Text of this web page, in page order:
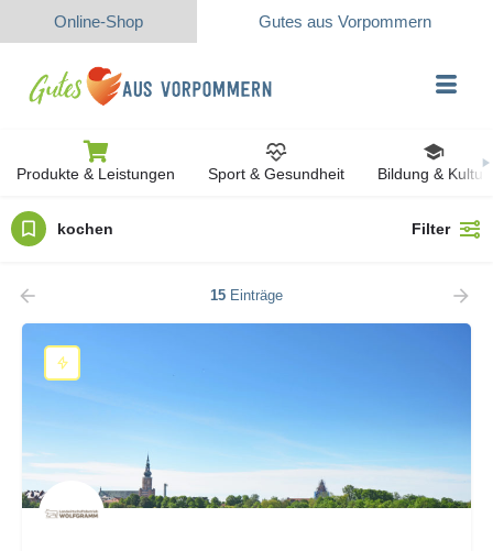
Online-Shop Gutes aus Vorpommern
Produkte & Leistungen Sport & Gesundheit Bildung & Kultur
kochen Filter
15 Einträge